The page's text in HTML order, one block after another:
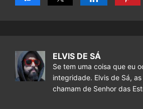
ELVIS DE SÁ
Se tem uma coisa que eu
integridade. Elvis de Sá,
chamam de Senhor das